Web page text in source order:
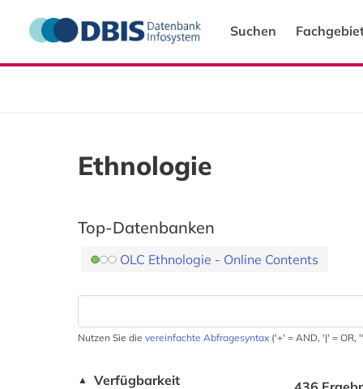
Suchen
Ethnologie
Top-Datenbanken
OLC Ethnologie - Online Contents
Nutzen Sie die vereinfachte Abfragesyntax ('+' = AND, '|' = OR,
▲ Verfügbarkeit